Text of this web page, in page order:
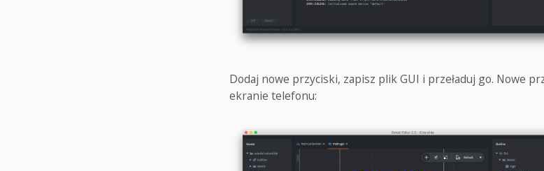
Dodaj nowe przyciski, zapisz plik GUI i przeładuj go. Nowe
ekranie telefonu: